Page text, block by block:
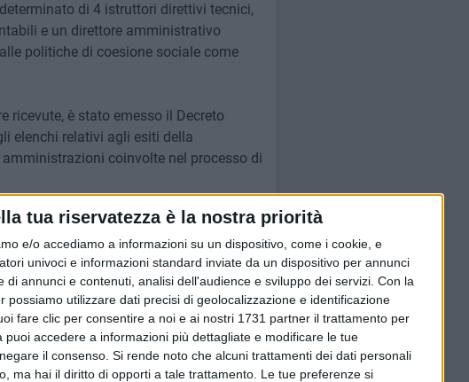
tua riservatezza è la nostra priorità
e/o accediamo a informazioni su un dispositivo, come i cookie, e
univoci e informazioni standard inviate da un dispositivo per annunci
annunci e contenuti, analisi dell'audience e sviluppo dei servizi. Con la
possiamo utilizzare dati precisi di geolocalizzazione e identificazione
fare clic per consentire a noi e ai nostri 1731 partner il trattamento per
accedere a informazioni più dettagliate e modificare le tue
il consenso. Si rende noto che alcuni trattamenti dei dati personali
ma hai il diritto di opporti a tale trattamento. Le tue preferenze si
di 4 istruttori direttivi tecnici,
e un direttore amministrativo
politiche di coesione sociale come
ricevute, è stato emesso il Decreto
elenchi relativi agli esiti della
coinvolte nel processo di
dall'Agenzia della Coesione che
graduatoria definitiva dopo la soluzione
delle figure destinate alla
di funzionari a tempo
della capacità
Coesione garantirà le risorse